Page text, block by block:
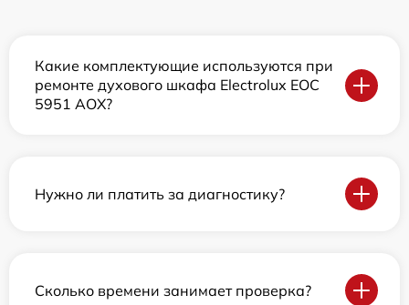
Какие комплектующие используются при
ремонте духового шкафа Electrolux EOC
5951 AOX?
Нужно ли платить за диагностику?
Сколько времени занимает проверка?